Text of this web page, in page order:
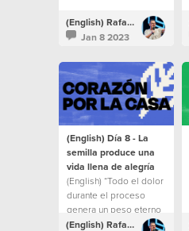
(English) Rafael Bitencourt
Jan 8 2023
(English) Día 8 - La
semilla produce una
vida llena de alegría
(English) “Todo el dolor
durante el proceso
genera un peso eterno
de gloria y aunque
(English) Rafael Bitencourt